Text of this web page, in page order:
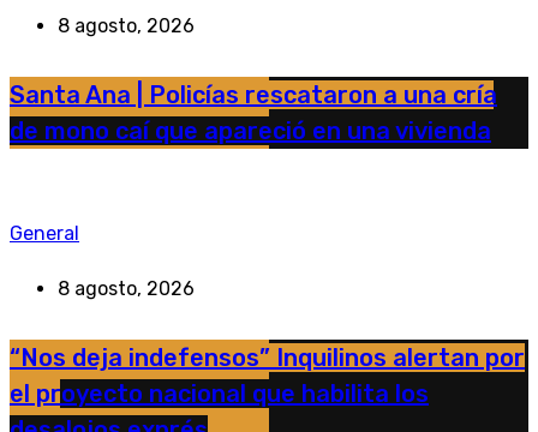
8 agosto, 2026
Santa Ana | Policías rescataron a una cría
de mono caí que apareció en una vivienda
General
8 agosto, 2026
“Nos deja indefensos” Inquilinos alertan por
el proyecto nacional que habilita los